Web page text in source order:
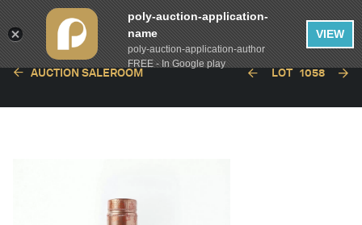
AUCTION SALEROOM LOT 1058
poly-auction-application-
name
poly-auction-application-author
FREE - In Google play
VIEW